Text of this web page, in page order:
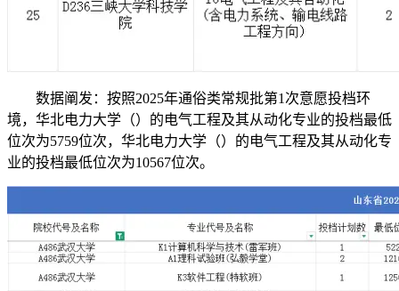
数据阐发：按照2025年通俗类常规批第1次意愿投档环
境，华北电力大学（）的电气工程及其从动化专业的投档最低
位次为5759位次，华北电力大学（）的电气工程及其从动化专
业的投档最低位次为10567位次。